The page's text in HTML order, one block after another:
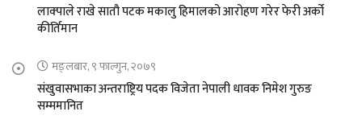
लाक्पाले राखे सातौ पटक मकालु हिमालको आरोहण गरेर फेरी अर्को
कीर्तिमान
मङ्लबार, ९ फाल्गुन, २०७९
संखुवासभाका अन्तराष्ट्रिय पदक विजेता नेपाली धावक निमेश गुरुङ
सम्ममानित